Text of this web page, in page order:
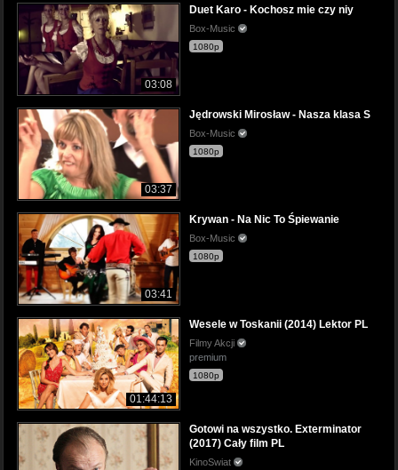
03:08
Duet Karo - Kochosz mie czy niy
Box-Music
1080p
03:37
Jędrowski Mirosław - Nasza klasa S
Box-Music
1080p
03:41
Krywan - Na Nic To Śpiewanie
Box-Music
1080p
01:44:13
Wesele w Toskanii (2014) Lektor PL
Filmy Akcji
premium
1080p
Gotowi na wszystko. Exterminator
(2017) Cały film PL
KinoSwiat